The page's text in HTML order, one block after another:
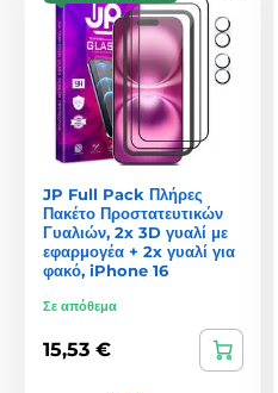
JP Full Pack Πλήρες
Πακέτο Προστατευτικών
Γυαλιών, 2x 3D γυαλί με
εφαρμογέα + 2x γυαλί για
φακό, iPhone 16
Σε απόθεμα
15,53 €